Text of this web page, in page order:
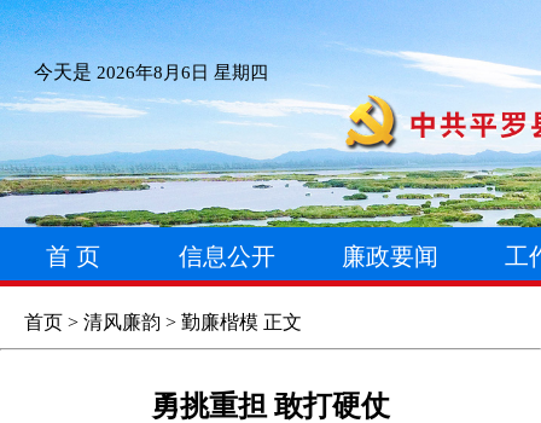
今天是 2026年8月6日 星期四
首 页 信息公开 廉政要闻 工
首页 > 清风廉韵 > 勤廉楷模 正文
勇挑重担 敢打硬仗